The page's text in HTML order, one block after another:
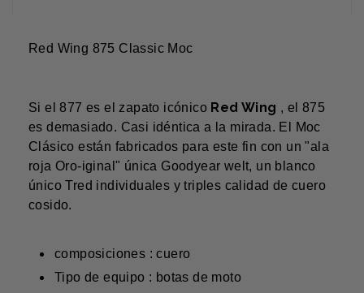
Red Wing 875 Classic Moc
Si el 877 es el zapato icónico Red Wing , el 875
es demasiado. Casi idéntica a la mirada. El Moc
Clásico están fabricados para este fin con un "ala
roja Oro-iginal" única Goodyear welt, un blanco
único Tred individuales y triples calidad de cuero
cosido.
composiciones : cuero
Tipo de equipo : botas de moto